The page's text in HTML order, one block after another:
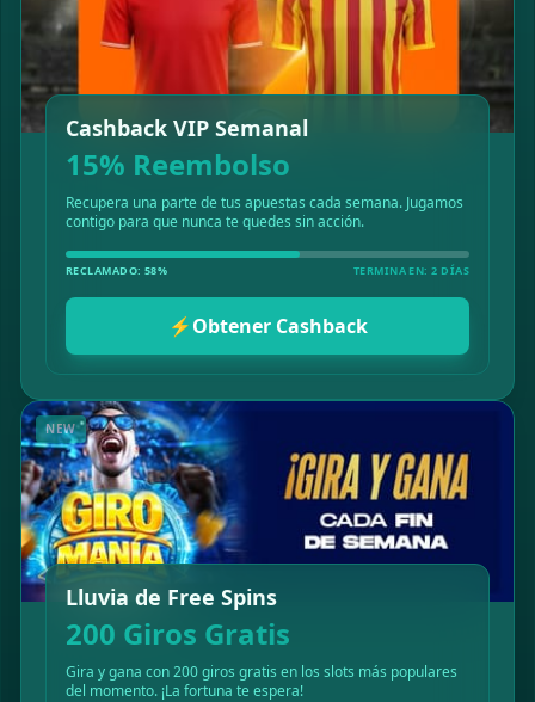
Cashback VIP Semanal
15% Reembolso
Recupera una parte de tus apuestas cada semana. Jugamos
contigo para que nunca te quedes sin acción.
RECLAMADO: 58% TERMINA EN: 2 DÍAS
⚡Obtener Cashback
NEW
Lluvia de Free Spins
200 Giros Gratis
Gira y gana con 200 giros gratis en los slots más populares
del momento. ¡La fortuna te espera!